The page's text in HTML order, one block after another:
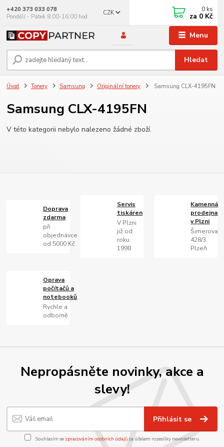
Menu
CZK
Hledat
+420 373 033 078
Pondělí - Pátek 8:00-16:00 hod.
0 ks
za 0 Kč
Úvod Tonery Samsung Originální tonery Samsung CLX-4195FN
Samsung CLX-4195FN
V této kategorii nebylo nalezeno žádné zboží.
Doprava
zdarma
při
objednávce
od 5000 Kč
Servis
tiskáren
V Plzni
již od
roku
1998
Kamenná
prodejna
v Plzni
Šimerova
428/3,
Plzeň
Oprava
počítačů a
notebooků
Rychle a
odborně
Nepropásněte novinky, akce a
slevy!
Přihlásit se
Souhlasím se zpracováním osobních údajůza účelem rozesílky newsletteru.